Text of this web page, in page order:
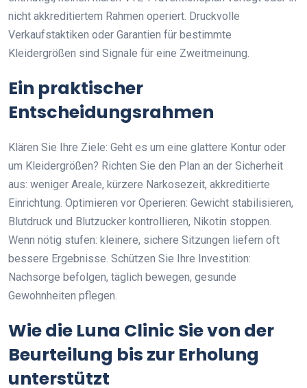
nicht akkreditiertem Rahmen operiert. Druckvolle
Verkaufstaktiken oder Garantien für bestimmte
Kleidergrößen sind Signale für eine Zweitmeinung.
Ein praktischer
Entscheidungsrahmen
Klären Sie Ihre Ziele: Geht es um eine glattere Kontur oder
um Kleidergrößen? Richten Sie den Plan an der Sicherheit
aus: weniger Areale, kürzere Narkosezeit, akkreditierte
Einrichtung. Optimieren vor Operieren: Gewicht stabilisieren,
Blutdruck und Blutzucker kontrollieren, Nikotin stoppen.
Wenn nötig stufen: kleinere, sichere Sitzungen liefern oft
bessere Ergebnisse. Schützen Sie Ihre Investition:
Nachsorge befolgen, täglich bewegen, gesunde
Gewohnheiten pflegen.
Wie die Luna Clinic Sie von der
Beurteilung bis zur Erholung
unterstützt